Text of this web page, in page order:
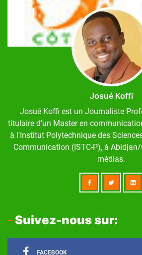
Josué Koffi
Josué Koffi est un Journaliste
titulaire d'un Master en
à l'Institut Polytechnique des
Communication (ISTC-P), à
médias.
Suivez-nous sur:
FACEBOOK